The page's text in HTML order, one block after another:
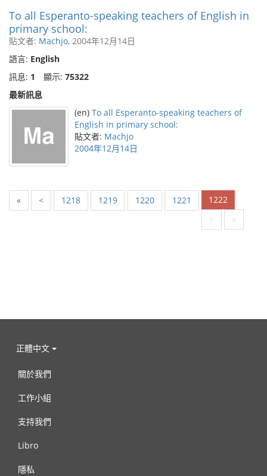
To all Esperanto-speaking teachers of English in
primary school:
貼文者: Machjo, 2004年12月14日
語言: English
訊息: 1 顯示: 75322
最新訊息
(en) To all Esperanto-speaking teachers of
English in primary school:
貼文者: Machjo
2004年12月14日
« < 1218 1219 1220 1221
1222
>
»
正體中文
關於我們
工作小組
支持我們
Libro
隱私